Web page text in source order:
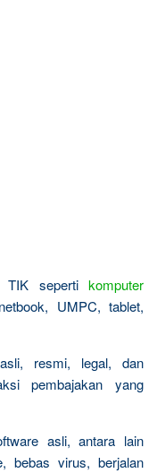
TIK seperti komputer
UMPC, tablet,
resmi, legal, dan
pembajakan yang
asli, antara lain
bebas virus, berjalan